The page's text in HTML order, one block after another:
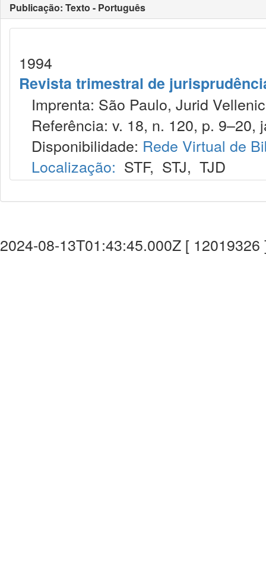
Publicação: Texto - Português
1994
Revista trimestral de
Imprenta: São Paulo, Jurid
Referência: v. 18, n. 120, p. 9–20,
Disponibilidade: Rede Virtual de
Localização: STF, STJ, TJD
2024-08-13T01:43:45.000Z [ 12019326